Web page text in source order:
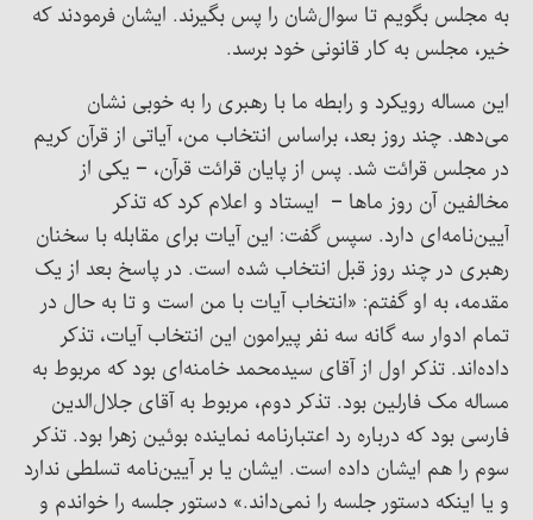
به مجلس بگویم تا سوال‌شان را پس بگیرند. ایشان فرمودند که
خیر، مجلس به کار قانونی خود برسد.
این مساله رویکرد و رابطه ما با رهبری را به خوبی نشان
می‌دهد. چند روز بعد، براساس انتخاب‌ من، آیاتی از قرآن کریم
در مجلس قرائت شد. پس از پایان قرائت قرآن، – یکی از
مخالفین آن روز ماها – ایستاد و اعلام کرد که تذکر
آیین‌نامه‌ای دارد. سپس گفت: این آیات برای مقابله با سخنان
رهبری در چند روز قبل انتخاب شده است. در پاسخ بعد از یک
مقدمه، به او گفتم: «انتخاب آیات با من است و تا به حال در
تمام ادوار سه گانه سه نفر پیرامون این انتخاب آیات، تذکر
داده‌اند. تذکر اول از آقای سیدمحمد خامنه‌ای بود که مربوط به
مساله مک فارلین بود. تذکر دوم، مربوط به آقای جلال‌الدین
فارسی بود که درباره رد اعتبارنامه نماینده بوئین زهرا بود. تذکر
سوم را هم ایشان داده است. ایشان یا بر آیین‌نامه تسلطی ندارد
و یا اینکه دستور جلسه را نمی‌داند.» دستور جلسه را خواندم و